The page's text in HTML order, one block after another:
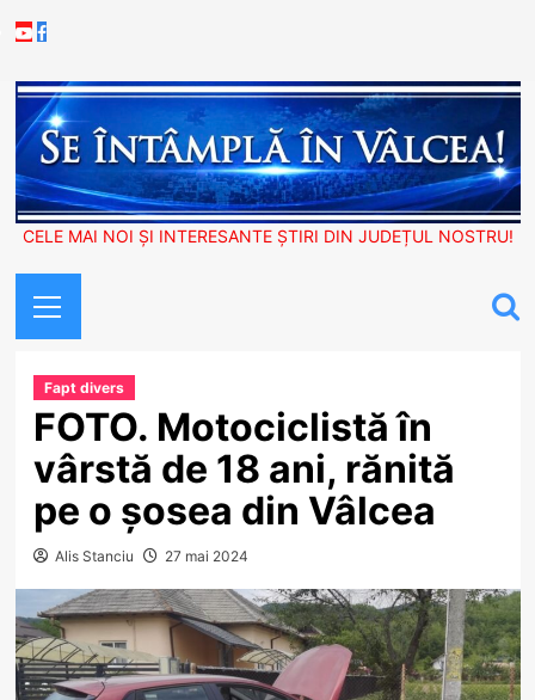
to
Youtube
Facebook
CELE MAI NOI ȘI INTERESANTE ȘTIRI DIN JUDEȚUL NOSTRU!
Menu
Fapt divers
FOTO. Motociclistă în
vârstă de 18 ani, rănită
pe o șosea din Vâlcea
Alis Stanciu 27 mai 2024